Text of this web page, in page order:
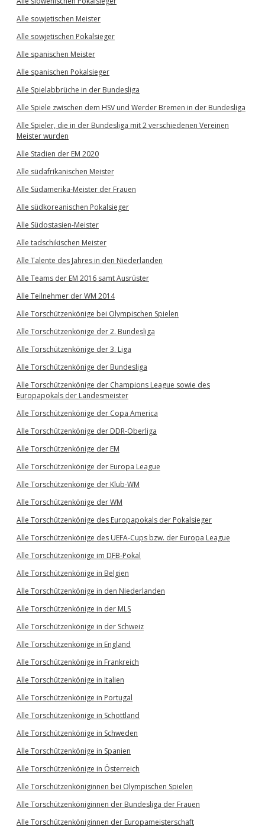
Alle sowjetischen Meister
Alle sowjetischen Pokalsieger
Alle spanischen Meister
Alle spanischen Pokalsieger
Alle Spielabbrüche in der Bundesliga
Alle Spiele zwischen dem HSV und Werder Bremen in der Bundesliga
Alle Spieler, die in der Bundesliga mit 2 verschiedenen Vereinen
Meister wurden
Alle Stadien der EM 2020
Alle südafrikanischen Meister
Alle Südamerika-Meister der Frauen
Alle südkoreanischen Pokalsieger
Alle Südostasien-Meister
Alle tadschikischen Meister
Alle Talente des Jahres in den Niederlanden
Alle Teams der EM 2016 samt Ausrüster
Alle Teilnehmer der WM 2014
Alle Torschützenkönige bei Olympischen Spielen
Alle Torschützenkönige der 2. Bundesliga
Alle Torschützenkönige der 3. Liga
Alle Torschützenkönige der Bundesliga
Alle Torschützenkönige der Champions League sowie des
Europapokals der Landesmeister
Alle Torschützenkönige der Copa America
Alle Torschützenkönige der DDR-Oberliga
Alle Torschützenkönige der EM
Alle Torschützenkönige der Europa League
Alle Torschützenkönige der Klub-WM
Alle Torschützenkönige der WM
Alle Torschützenkönige des Europapokals der Pokalsieger
Alle Torschützenkönige des UEFA-Cups bzw. der Europa League
Alle Torschützenkönige im DFB-Pokal
Alle Torschützenkönige in Belgien
Alle Torschützenkönige in den Niederlanden
Alle Torschützenkönige in der MLS
Alle Torschützenkönige in der Schweiz
Alle Torschützenkönige in England
Alle Torschützenkönige in Frankreich
Alle Torschützenkönige in Italien
Alle Torschützenkönige in Portugal
Alle Torschützenkönige in Schottland
Alle Torschützenkönige in Schweden
Alle Torschützenkönige in Spanien
Alle Torschützenkönige in Österreich
Alle Torschützenköniginnen bei Olympischen Spielen
Alle Torschützenköniginnen der Bundesliga der Frauen
Alle Torschützenköniginnen der Europameisterschaft